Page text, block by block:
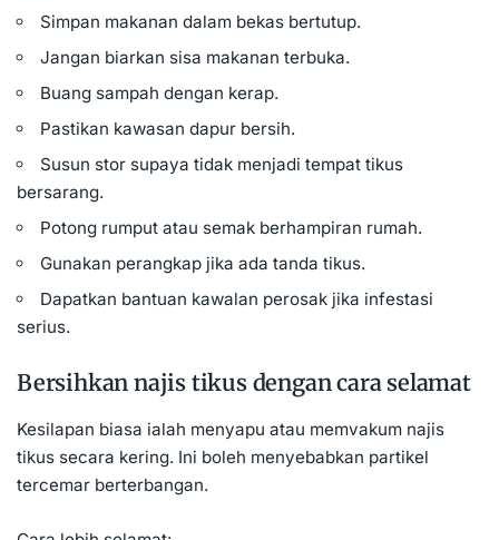
Simpan makanan dalam bekas bertutup.
Jangan biarkan sisa makanan terbuka.
Buang sampah dengan kerap.
Pastikan kawasan dapur bersih.
Susun stor supaya tidak menjadi tempat tikus
bersarang.
Potong rumput atau semak berhampiran rumah.
Gunakan perangkap jika ada tanda tikus.
Dapatkan bantuan kawalan perosak jika infestasi
serius.
Bersihkan najis tikus dengan cara selamat
Kesilapan biasa ialah menyapu atau memvakum najis
tikus secara kering. Ini boleh menyebabkan partikel
tercemar berterbangan.